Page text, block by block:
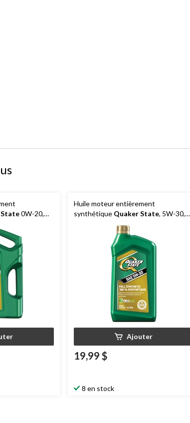
State0W-20,
Huile moteur entièrement
synthétique Quaker State, 5W-30,
Ajouter
19,99 $
8 en stock